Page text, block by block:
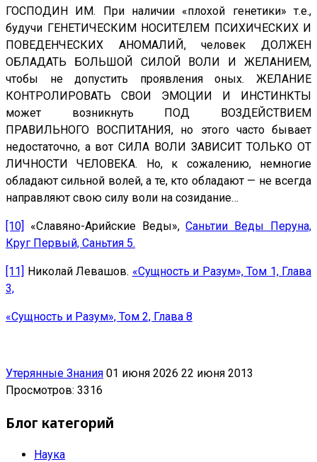
ГОСПОДИН ИМ. При наличии «плохой генетики» т.е.,
будучи ГЕНЕТИЧЕСКИМ НОСИТЕЛЕМ ПСИХИЧЕСКИХ И
ПОВЕДЕНЧЕСКИХ АНОМАЛИЙ, человек ДОЛЖЕН
ОБЛАДАТЬ БОЛЬШОЙ СИЛОЙ ВОЛИ И ЖЕЛАНИЕМ,
чтобы не допустить проявления оных. ЖЕЛАНИЕ
КОНТРОЛИРОВАТЬ СВОИ ЭМОЦИИ И ИНСТИНКТЫ
может возникнуть ПОД ВОЗДЕЙСТВИЕМ
ПРАВИЛЬНОГО ВОСПИТАНИЯ, но этого часто бывает
недостаточно, а вот СИЛА ВОЛИ ЗАВИСИТ ТОЛЬКО ОТ
ЛИЧНОСТИ ЧЕЛОВЕКА. Но, к сожалению, немногие
обладают сильной волей, а те, кто обладают — не всегда
направляют свою силу воли на созидание…
[10] «Славяно-Арийские Веды»,Саньтии Веды Перуна,
Круг Первый, Саньтия 5.
[11] Николай Левашов. «Сущность и Разум», Том 1, Глава
3,
«Сущность и Разум», Том 2, Глава 8
Утерянные Знания 01 июня 2026 22 июня 2013
Просмотров: 3316
Блог категорий
Наука